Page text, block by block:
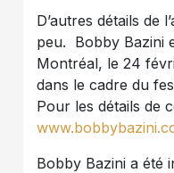
D’autres détails de
peu. Bobby Bazini
Montréal, le 24
dans le cadre du
Pour les détails de
Bobby Bazini a été